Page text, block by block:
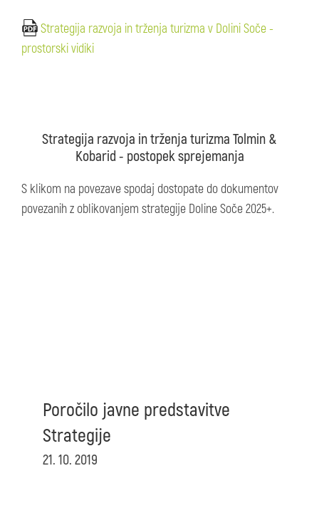
Strategija razvoja in trženja turizma v Dolini Soče -
prostorski vidiki
Strategija razvoja in trženja turizma Tolmin &
Kobarid - postopek sprejemanja
S klikom na povezave spodaj dostopate do dokumentov
povezanih z oblikovanjem strategije Doline Soče 2025+.
Poročilo javne predstavitve
Strategije
21. 10. 2019